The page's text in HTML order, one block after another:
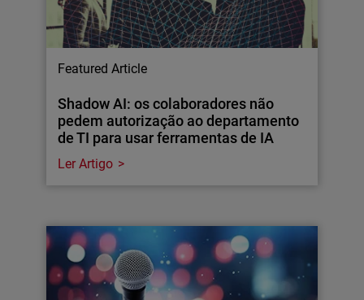
Featured Article
Shadow AI: os colaboradores não
pedem autorização ao departamento
de TI para usar ferramentas de IA
Ler Artigo